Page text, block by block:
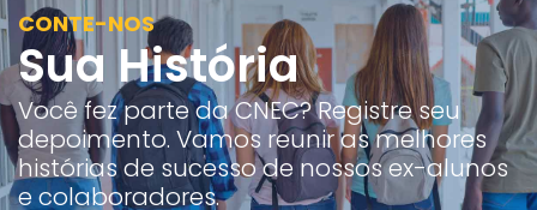
CONTE-NOS
Sua História
Você fez parte da CNEC? Registre seu
depoimento. Vamos reunir as melhores
histórias de sucesso de nossos ex-alunos
e colaboradores.